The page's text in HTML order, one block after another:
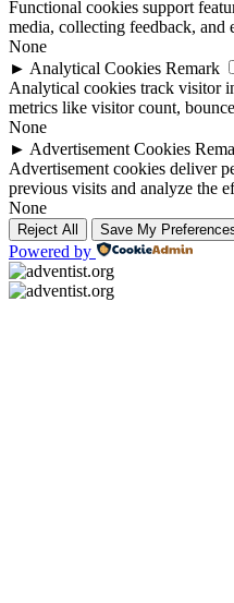
Functional cookies support
media, collecting feedback, and
None
► Analytical Cookies Remark
Analytical cookies track visitor
metrics like visitor count,
None
► Advertisement Cookies
Advertisement cookies deliver
previous visits and analyze the
None
Reject All Save My
Powered by